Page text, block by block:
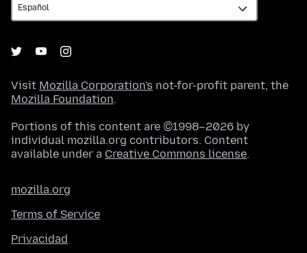
Visit Mozilla Corporation's not-for-profit parent, the
Mozilla Foundation.
Portions of this content are ©1998–2026 by
individual mozilla.org contributors. Content
available under a Creative Commons license.
mozilla.org
Terms of Service
Privacidad